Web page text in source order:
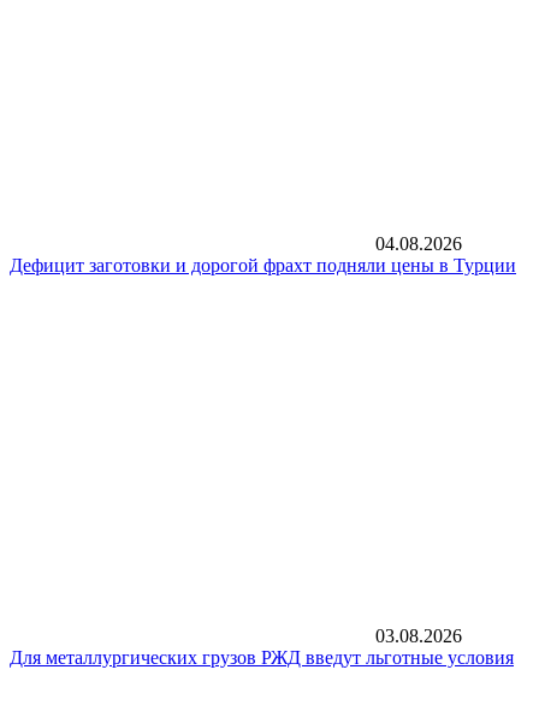
04.08.2026
Дефицит заготовки и дорогой фрахт подняли цены в Турции
03.08.2026
Для металлургических грузов РЖД введут льготные условия